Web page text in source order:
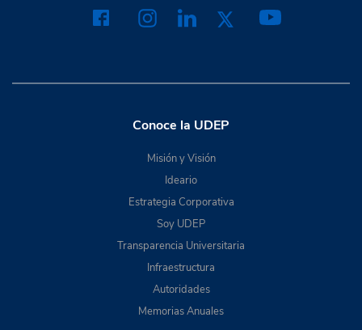
Conoce la UDEP
Misión y Visión
Ideario
Estrategia Corporativa
Soy UDEP
Transparencia Universitaria
Infraestructura
Autoridades
Memorias Anuales